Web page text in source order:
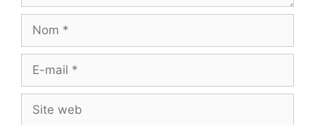
mail
web